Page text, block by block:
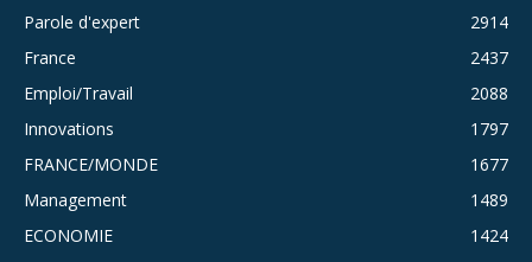
Parole d'expert
2914
France
2437
Emploi/Travail
2088
Innovations
1797
FRANCE/MONDE
1677
Management
1489
ECONOMIE
1424